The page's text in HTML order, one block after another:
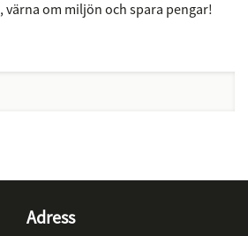
värna om miljön och spara pengar!
Adress